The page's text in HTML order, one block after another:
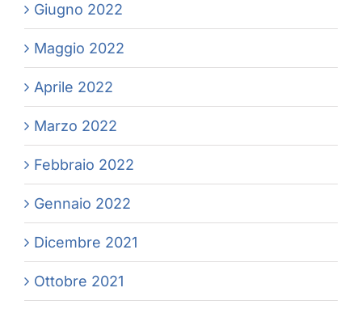
Giugno 2022
Maggio 2022
Aprile 2022
Marzo 2022
Febbraio 2022
Gennaio 2022
Dicembre 2021
Ottobre 2021